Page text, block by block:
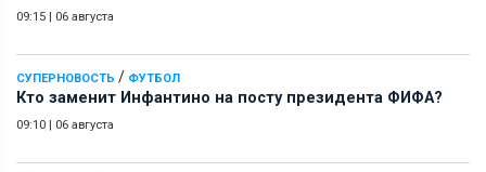
09:15 | 06 августа
СУПЕРНОВОСТЬ / ФУТБОЛ
Кто заменит Инфантино на посту президента ФИФА?
09:10 | 06 августа